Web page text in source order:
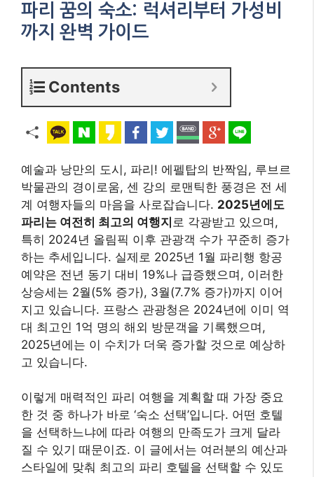
파리 꿈의 숙소: 럭셔리부터 가성비
까지 완벽 가이드
Contents
예술과 낭만의 도시, 파리! 에펠탑의 반짝임, 루브르
박물관의 경이로움, 센 강의 로맨틱한 풍경은 전 세
계 여행자들의 마음을 사로잡습니다. 2025년에도
파리는 여전히 최고의 여행지 로 각광받고 있으며,
특히 2024년 올림픽 이후 관광객 수가 꾸준히 증가
하는 추세입니다. 실제로 2025년 1월 파리행 항공
예약은 전년 동기 대비 19%나 급증했으며, 이러한
상승세는 2월(5% 증가), 3월(7.7% 증가)까지 이어
지고 있습니다. 프랑스 관광청은 2024년에 이미 역
대 최고인 1억 명의 해외 방문객을 기록했으며,
2025년에는 이 수치가 더욱 증가할 것으로 예상하
고 있습니다.
이렇게 매력적인 파리 여행을 계획할 때 가장 중요
한 것 중 하나가 바로 ‘숙소 선택’입니다. 어떤 호텔
을 선택하느냐에 따라 여행의 만족도가 크게 달라
질 수 있기 때문이죠. 이 글에서는 여러분의 예산과
스타일에 맞춰 최고의 파리 호텔을 선택할 수 있도